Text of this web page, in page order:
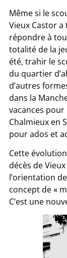
Même si le
Vieux Castor
répondre à
totalité de la
été, trahir le
du quartier
d’autres
dans la
vacances
Chalmieux en
pour ados et
Cette
décès de
l’orientation
concept de «
C’est une